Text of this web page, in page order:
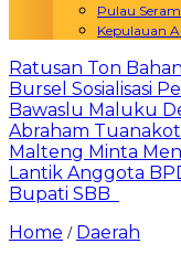
Pulau Seram
Kepulauan
Ratusan Ton
Bursel Sosialisasi
Bawaslu Maluku
Abraham
Malteng Minta
Lantik Anggota
Bupati SBB
Home / Daerah